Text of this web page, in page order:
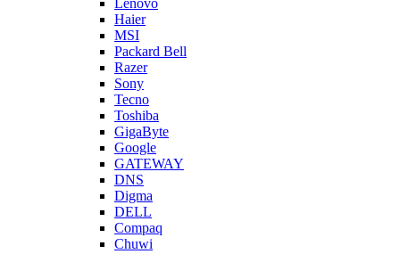
Lenovo
Haier
MSI
Packard Bell
Razer
Sony
Tecno
Toshiba
GigaByte
Google
GATEWAY
DNS
Digma
DELL
Compaq
Chuwi